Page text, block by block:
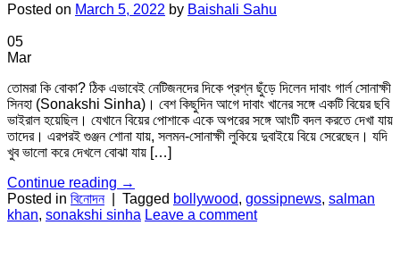
Posted on March 5, 2022 by Baishali Sahu
05
Mar
তোমরা কি বোকা? ঠিক এভাবেই নেটিজনদের দিকে প্রশ্ন ছুঁড়ে দিলেন দাবাং গার্ল সোনাক্ষী
সিনহা (Sonakshi Sinha)। বেশ কিছুদিন আগে দাবাং খানের সঙ্গে একটি বিয়ের ছবি
ভাইরাল হয়েছিল। যেখানে বিয়ের পোশাকে একে অপরের সঙ্গে আংটি বদল করতে দেখা যায়
তাদের। এরপরই গুঞ্জন শোনা যায়, সলমন-সোনাক্ষী লুকিয়ে দুবাইয়ে বিয়ে সেরেছেন। যদি
খুব ভালো করে দেখলে বোঝা যায় […]
Continue reading →
Posted in বিনোদন Tagged bollywood, gossipnews, salman
khan, sonakshi sinha Leave a comment